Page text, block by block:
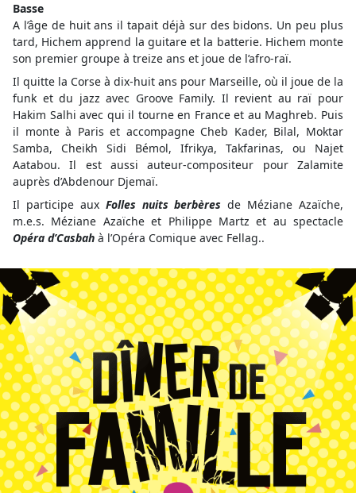
Basse
A l’âge de huit ans il tapait déjà sur des bidons. Un peu plus
tard, Hichem apprend la guitare et la batterie. Hichem monte
son premier groupe à treize ans et joue de l’afro-raï.
Il quitte la Corse à dix-huit ans pour Marseille, où il joue de la
funk et du jazz avec Groove Family. Il revient au raï pour
Hakim Salhi avec qui il tourne en France et au Maghreb. Puis
il monte à Paris et accompagne Cheb Kader, Bilal, Moktar
Samba, Cheikh Sidi Bémol, Ifrikya, Takfarinas, ou Najet
Aatabou. Il est aussi auteur-compositeur pour Zalamite
auprès d’Abdenour Djemaï.
Il participe aux Folles nuits berbères de Méziane Azaïche,
m.e.s. Méziane Azaïche et Philippe Martz et au spectacle
Opéra d’Casbah à l’Opéra Comique avec Fellag..